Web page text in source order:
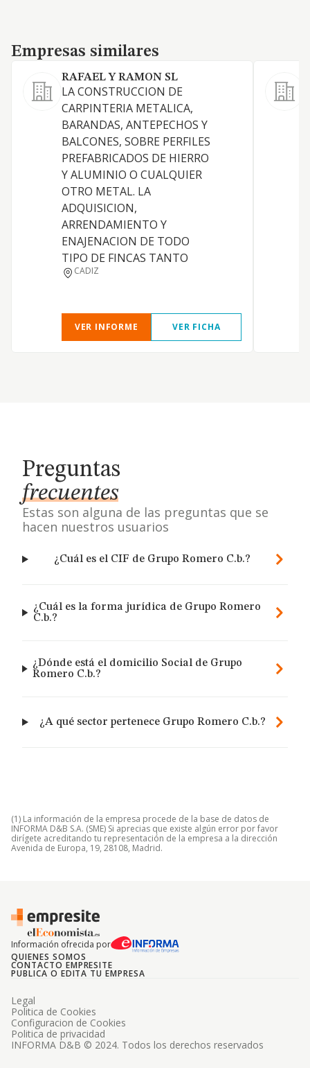
Empresas similares
Empresas similares
RAFAEL Y RAMON SL
LA CONSTRUCCION DE
CARPINTERIA METALICA,
BARANDAS, ANTEPECHOS Y
BALCONES, SOBRE PERFILES
PREFABRICADOS DE HIERRO
Y ALUMINIO O CUALQUIER
OTRO METAL. LA
ADQUISICION,
ARRENDAMIENTO Y
ENAJENACION DE TODO
TIPO DE FINCAS TANTO
CADIZ
VER INFORME VER FICHA
Preguntas
frecuentes
Estas son alguna de las preguntas que se
hacen nuestros usuarios
¿Cuál es el CIF de Grupo Romero C.b.?
¿Cuál es la forma jurídica de Grupo Romero
C.b.?
¿Dónde está el domicilio Social de Grupo
Romero C.b.?
¿A qué sector pertenece Grupo Romero C.b.?
(1) La información de la empresa procede de la base de datos de
INFORMA D&B S.A. (SME) Si aprecias que existe algún error por favor
dirígete acreditando tu representación de la empresa a la dirección
Avenida de Europa, 19, 28108, Madrid.
Información ofrecida por
QUIENES SOMOS
CONTACTO EMPRESITE
PUBLICA O EDITA TU EMPRESA
INFORMA D&B © 2024. Todos los derechos reservados
Legal
Politica de Cookies
Configuracion de Cookies
Politica de privacidad